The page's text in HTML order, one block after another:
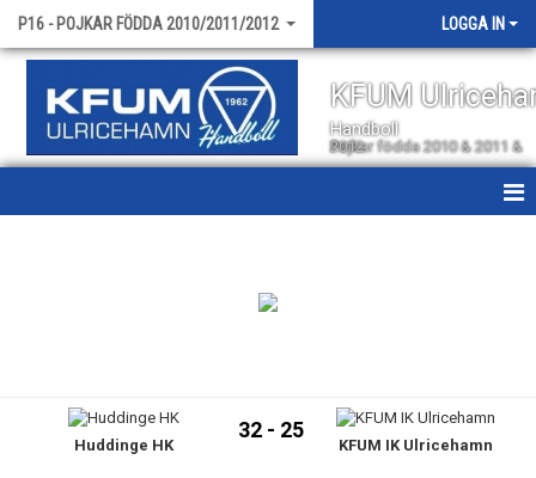
P16 - POJKAR FÖDDA 2010/2011/2012 LOGGA IN
KFUM
Handboll
Pojkar födda 2010 & 2011 & 2012
TRUPPENHuddinge HK
32 - 25
KFUM IK Ulricehamn